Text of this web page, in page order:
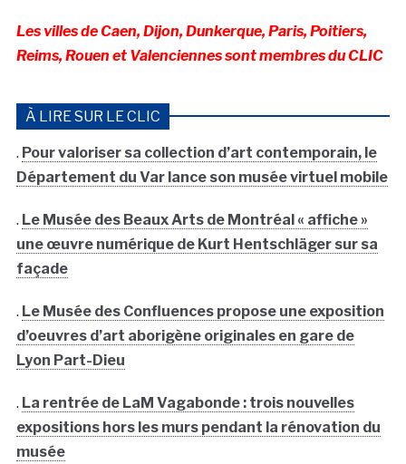
Les villes de Caen, Dijon, Dunkerque, Paris, Poitiers,
Reims, Rouen et Valenciennes sont membres du CLIC
À LIRE SUR LE CLIC
. Pour valoriser sa collection d’art contemporain, le
Département du Var lance son musée virtuel mobile
. Le Musée des Beaux Arts de Montréal « affiche »
une œuvre numérique de Kurt Hentschläger sur sa
façade
. Le Musée des Confluences propose une exposition
d’oeuvres d’art aborigène originales en gare de
Lyon Part-Dieu
. La rentrée de LaM Vagabonde : trois nouvelles
expositions hors les murs pendant la rénovation du
musée